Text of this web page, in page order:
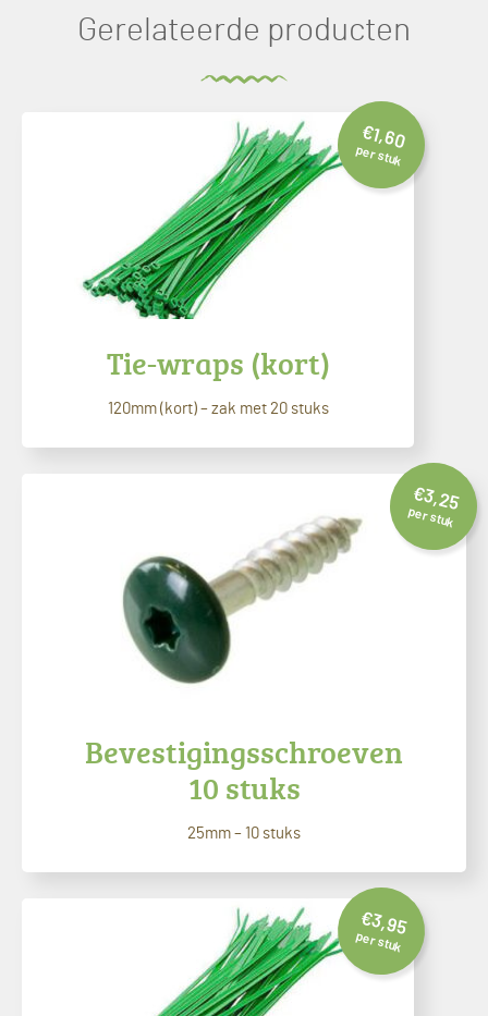
Gerelateerde producten
€1,60
per stuk
Tie-wraps (kort)
120mm (kort) – zak met 20 stuks
€3,25
per stuk
Bevestigingsschroeven
10 stuks
25mm – 10 stuks
€3,95
per stuk